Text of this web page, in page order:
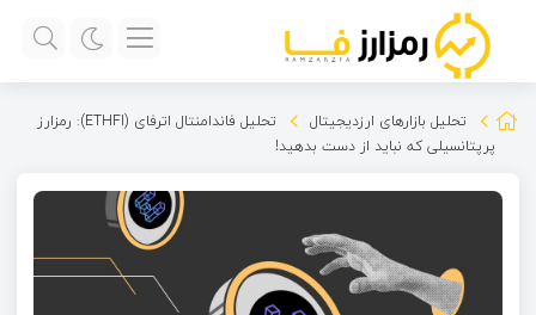
تحلیل بازارهای ارزدیجیتال
تحلیل فاندامنتال اترفای (ETHFI): رمزارز
پرپتانسیلی که نباید از دست بدهید!